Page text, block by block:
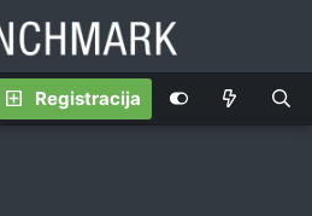
Registracija